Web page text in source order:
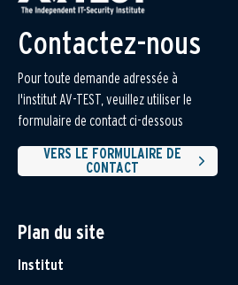
Contactez-nous
Pour toute demande adressée à
l'institut AV-TEST, veuillez utiliser le
formulaire de contact ci-dessous
VERS LE FORMULAIRE DE
CONTACT
Plan du site
Institut